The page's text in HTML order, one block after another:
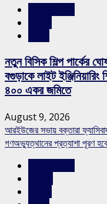
নতুন বিসিক শিল্প পার্কের
বগুড়াকে লাইট ইঞ্জিনিয়ারিং
৪০০ একর জমিতে
August 9, 2026
আরইউজের সভায় বক্তারা
গণঅভ্যুত্থানের প্রত্যাশা পূরণ